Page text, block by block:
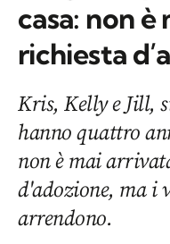
casa: non
richiesta
Kris, Kelly e Jill,
hanno quattro
non è mai
d'adozione, ma i
arrendono.